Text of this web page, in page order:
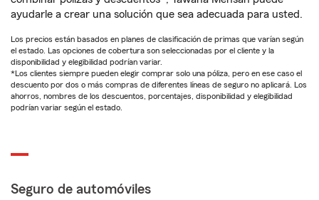
ayudarle a crear una solución que sea adecuada para usted.
Los precios están basados en planes de clasificación de primas que varían según
el estado. Las opciones de cobertura son seleccionadas por el cliente y la
disponibilidad y elegibilidad podrían variar.
*Los clientes siempre pueden elegir comprar solo una póliza, pero en ese caso el
descuento por dos o más compras de diferentes líneas de seguro no aplicará. Los
ahorros, nombres de los descuentos, porcentajes, disponibilidad y elegibilidad
podrían variar según el estado.
Seguro de automóviles